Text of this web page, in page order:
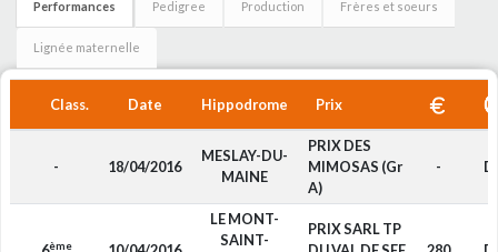
Performances Pedigree Production Frères et soeurs
Lignée maternelle
Class. Date Hippodrome Prix
- 18/04/2016
MESLAY-DU-
MAINE
PRIX DES
MIMOSAS (Gr
A)
-
ème
LE MONT-
SAINT-
PRIX SARL TP